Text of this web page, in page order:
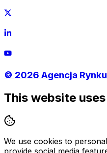
© 2026 Agencja
This website
We use cookies to